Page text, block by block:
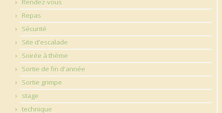
Rendez-vous
Repas
Sécurité
Site d'escalade
Soirée à thème
Sortie de fin d'année
Sortie grimpe
stage
technique